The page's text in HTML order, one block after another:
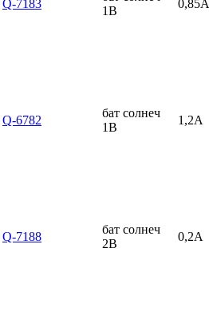
Q-7183
1В
0,85А
Q-6782
бат солнеч
1В
1,2А
Q-7188
бат солнеч
2В
0,2А